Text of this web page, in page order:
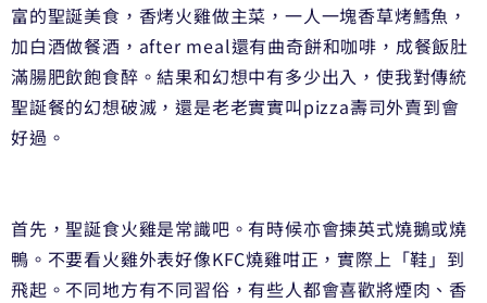
富的聖誕美食，香烤火雞做主菜，一人一塊香草烤鱈魚，
加白酒做餐酒，after meal還有曲奇餅和咖啡，成餐飯肚
滿腸肥飲飽食醉。結果和幻想中有多少出入，使我對傳統
聖誕餐的幻想破滅，還是老老實實叫pizza壽司外賣到會
好過。
首先，聖誕食火雞是常識吧。有時候亦會揀英式燒鵝或燒
鴨。不要看火雞外表好像KFC燒雞咁正，實際上「鞋」到
飛起。不同地方有不同習俗，有些人都會喜歡將煙肉、香